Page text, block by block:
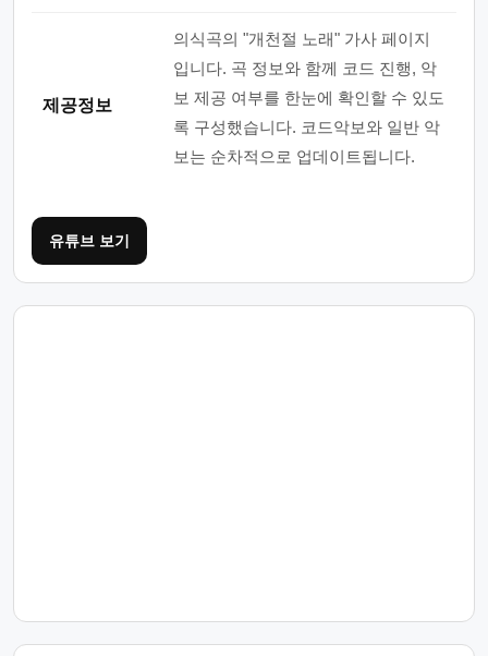
제공정보
의식곡의 "개천절 노래" 가사 페이지
입니다. 곡 정보와 함께 코드 진행, 악
보 제공 여부를 한눈에 확인할 수 있도
록 구성했습니다. 코드악보와 일반 악
보는 순차적으로 업데이트됩니다.
유튜브 보기